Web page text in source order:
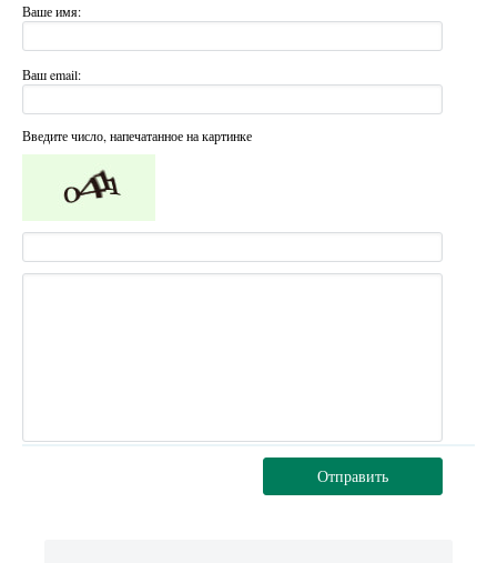
Ваше имя:
Ваш email:
Введите число, напечатанное на картинке
Отправить